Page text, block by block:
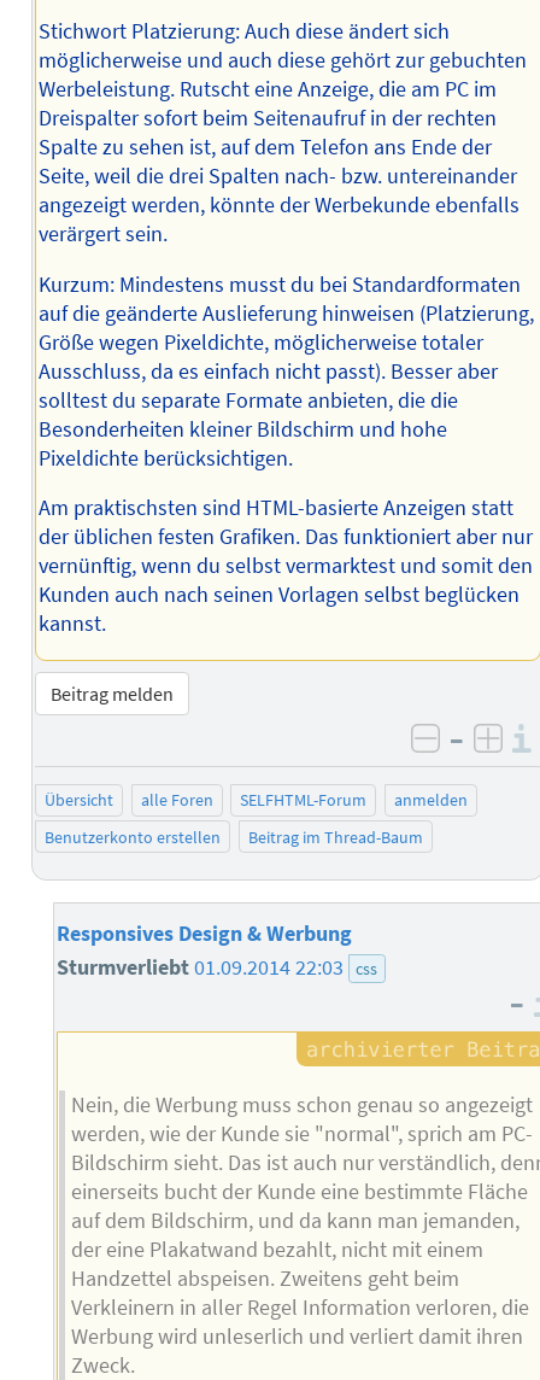
Stichwort Platzierung: Auch diese ändert sich
möglicherweise und auch diese gehört zur gebuchten
Werbeleistung. Rutscht eine Anzeige, die am PC im
Dreispalter sofort beim Seitenaufruf in der rechten
Spalte zu sehen ist, auf dem Telefon ans Ende der
Seite, weil die drei Spalten nach- bzw. untereinander
angezeigt werden, könnte der Werbekunde ebenfalls
verärgert sein.
Kurzum: Mindestens musst du bei Standardformaten
auf die geänderte Auslieferung hinweisen (Platzierung,
Größe wegen Pixeldichte, möglicherweise totaler
Ausschluss, da es einfach nicht passt). Besser aber
solltest du separate Formate anbieten, die die
Besonderheiten kleiner Bildschirm und hohe
Pixeldichte berücksichtigen.
Am praktischsten sind HTML-basierte Anzeigen statt
der üblichen festen Grafiken. Das funktioniert aber nur
vernünftig, wenn du selbst vermarktest und somit den
Kunden auch nach seinen Vorlagen selbst beglücken
kannst.
Beitrag melden
negativ
–
Übersicht alle Foren SELFHTML-Forum
anmelden
Benutzerkonto erstellen
Beitrag im Thread-Baum
Responsives Design & Werbung
Sturmverliebt01.09.2014 22:03 css
–
Nein, die Werbung muss schon genau so angezeigt
werden, wie der Kunde sie "normal", sprich am PC-
Bildschirm sieht. Das ist auch nur verständlich,
einerseits bucht der Kunde eine bestimmte Fläche
auf dem Bildschirm, und da kann man jemanden,
der eine Plakatwand bezahlt, nicht mit einem
Handzettel abspeisen. Zweitens geht beim
Verkleinern in aller Regel Information verloren, die
Werbung wird unleserlich und verliert damit ihren
Zweck.